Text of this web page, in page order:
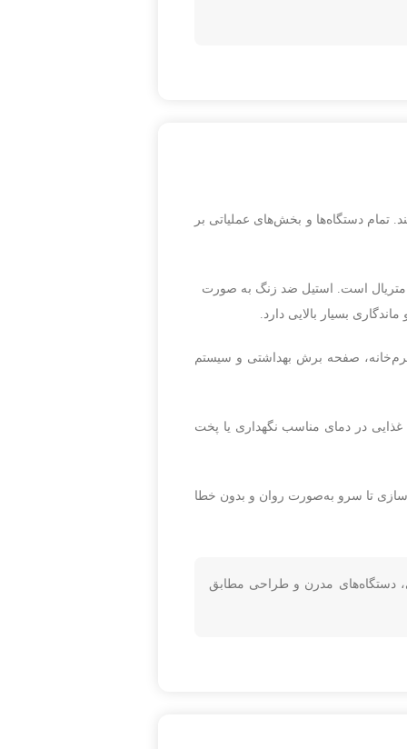
تمام دستگاه‌ها و بخش‌های عملیاتی بر
متریال است. استیل ضد زنگ به صورت
بسیار بالایی دارد.
صفحه برش بهداشتی و سیستم
در دمای مناسب نگهداری یا پخت
تا سرو به‌صورت روان و بدون خطا
دستگاه‌های مدرن و طراحی مطابق